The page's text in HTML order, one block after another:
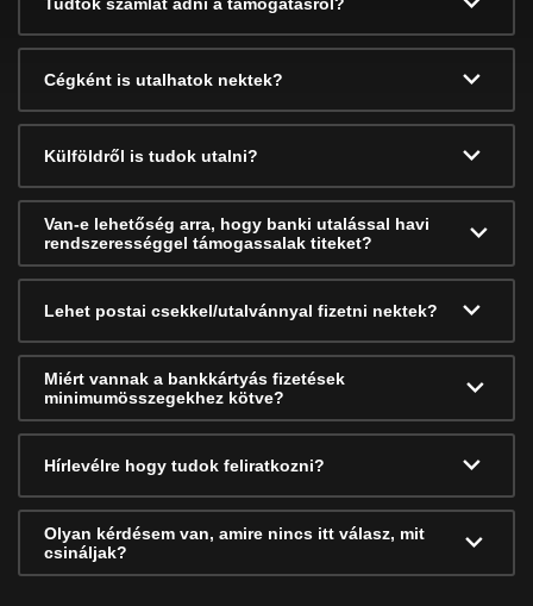
Cégként is utalhatok nektek?
Külföldről is tudok utalni?
Van-e lehetőség arra, hogy banki utalással havi
rendszerességgel támogassalak titeket?
Lehet postai csekkel/utalvánnyal fizetni nektek?
Miért vannak a bankkártyás fizetések
minimumösszegekhez kötve?
Hírlevélre hogy tudok feliratkozni?
Olyan kérdésem van, amire nincs itt válasz, mit
csináljak?